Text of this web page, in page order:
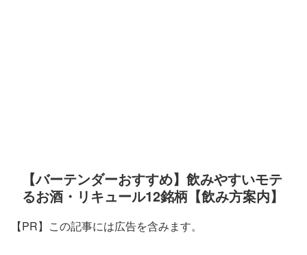
【バーテンダーおすすめ】飲みやすいモテ
るお酒・リキュール12銘柄【飲み方案内】
【PR】この記事には広告を含みます。